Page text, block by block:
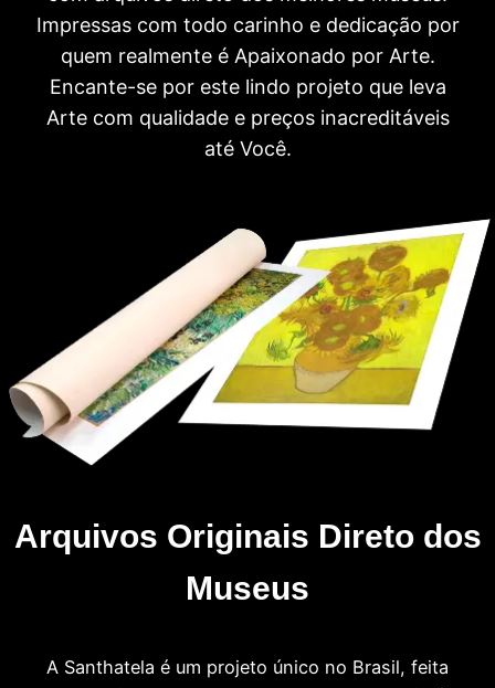
Impressas com todo carinho e dedicação por
quem realmente é Apaixonado por Arte.
Encante-se por este lindo projeto que leva
Arte com qualidade e preços inacreditáveis
até Você.
Arquivos Originais Direto dos
Museus
A Santhatela é um projeto único no Brasil, feita